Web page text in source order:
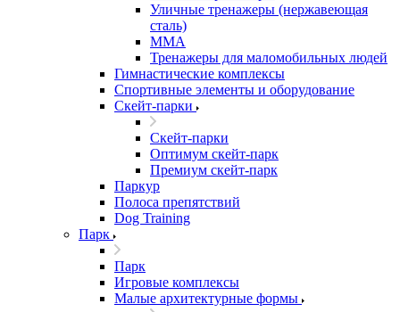
Уличные тренажеры (нержавеющая
сталь)
ММА
Тренажеры для маломобильных людей
Гимнастические комплексы
Спортивные элементы и оборудование
Скейт-парки
Скейт-парки
Оптимум скейт-парк
Премиум скейт-парк
Паркур
Полоса препятствий
Dog Training
Парк
Парк
Игровые комплексы
Малые архитектурные формы